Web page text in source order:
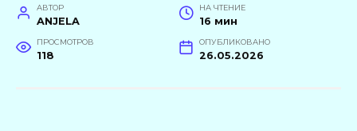
АВТОР
ANJELA
НА ЧТЕНИЕ
16 мин
ПРОСМОТРОВ
118
ОПУБЛИКОВАНО
26.05.2026